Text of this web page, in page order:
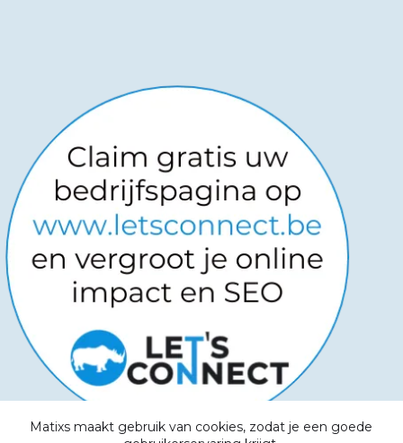
Matixs maakt gebruik van cookies, zodat je een goede